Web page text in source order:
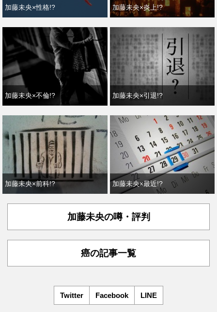
加藤未央×性格!? 加藤未央×炎上!?
加藤未央×不倫!? 加藤未央×引退!?
加藤未央×前科!? 加藤未央×最近!?
加藤未央の噂・評判
癌の記事一覧
Twitter Facebook LINE